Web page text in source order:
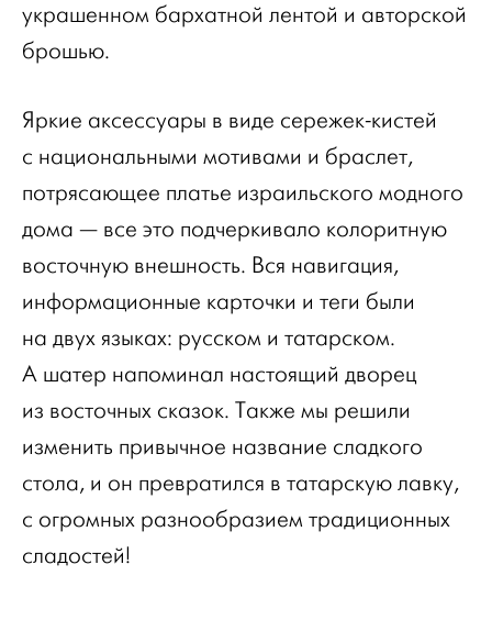
украшенном бархатной лентой и авторской
брошью.
Яркие аксессуары в виде сережек-кистей
с национальными мотивами и браслет,
потрясающее платье израильского модного
дома — все это подчеркивало колоритную
восточную внешность. Вся навигация,
информационные карточки и теги были
на двух языках: русском и татарском.
А шатер напоминал настоящий дворец
из восточных сказок. Также мы решили
изменить привычное название сладкого
стола, и он превратился в татарскую лавку,
с огромных разнообразием традиционных
сладостей!